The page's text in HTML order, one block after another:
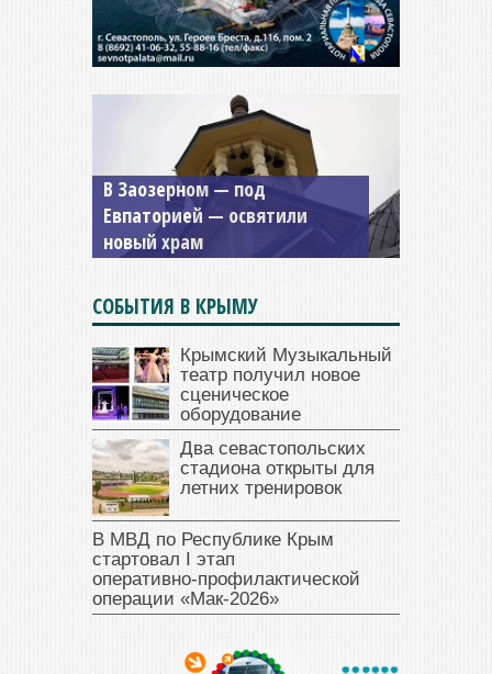
Мужской монастырь Косьмы
и Дамиана в Крыму вновь
открыт для посещения
СОБЫТИЯ В КРЫМУ
Крымский Музыкальный
театр получил новое
сценическое
оборудование
Два севастопольских
стадиона открыты для
летних тренировок
В МВД по Республике Крым
стартовал I этап
оперативно‑профилактической
операции «Мак‑2026»